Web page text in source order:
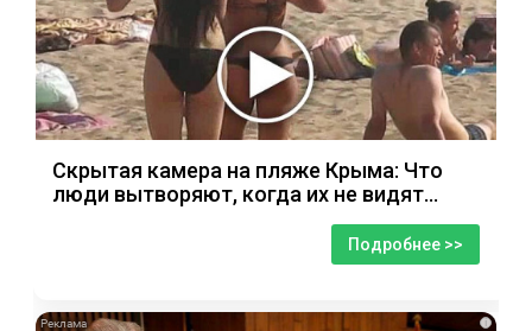
Скрытая камера на пляже Крыма: Что
люди вытворяют, когда их не видят...
Подробнее >>
i